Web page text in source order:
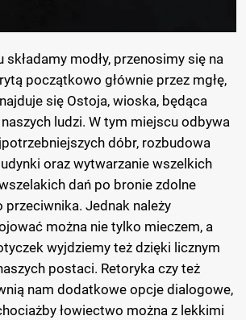
składamy modły, przenosimy się na
początkowo głównie przez mgłę,
się Ostoja, wioska, będąca
ludzi. W tym miejscu odbywa
dóbr, rozbudowa
oraz wytwarzanie wszelkich
dań po bronie zdolne
przeciwnika. Jednak należy
można nie tylko mieczem, a
wyjdziemy też dzięki licznym
postaci. Retoryka czy też
nam dodatkowe opcje dialogowe,
łowiectwo można z lekkimi